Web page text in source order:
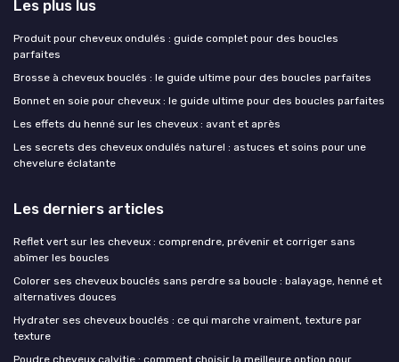
Les plus lus
Produit pour cheveux ondulés : guide complet pour des boucles
parfaites
Brosse à cheveux bouclés : le guide ultime pour des boucles parfaites
Bonnet en soie pour cheveux : le guide ultime pour des boucles parfaites
Les effets du henné sur les cheveux : avant et après
Les secrets des cheveux ondulés naturel : astuces et soins pour une
chevelure éclatante
Les derniers articles
Reflet vert sur les cheveux : comprendre, prévenir et corriger sans
abîmer les boucles
Colorer ses cheveux bouclés sans perdre sa boucle : balayage, henné et
alternatives douces
Hydrater ses cheveux bouclés : ce qui marche vraiment, texture par
texture
Poudre cheveux calvitie : comment choisir la meilleure option pour